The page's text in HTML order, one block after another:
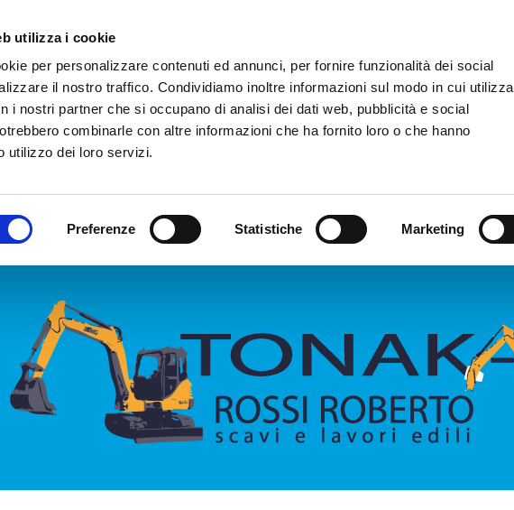
utilizza i cookie
per personalizzare contenuti ed annunci, per fornire funzionalità dei social
il nostro traffico. Condividiamo inoltre informazioni sul modo in cui utilizza
i nostri partner che si occupano di analisi dei dati web, pubblicità e social
combinarle con altre informazioni che ha fornito loro o che hanno
utilizzo dei loro servizi.
Preferenze Statistiche Marketing